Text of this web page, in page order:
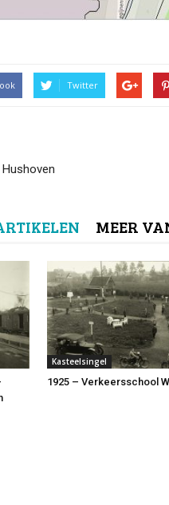
Twitter
MEER
Kasteelsingel
1925 – Verkeersschool